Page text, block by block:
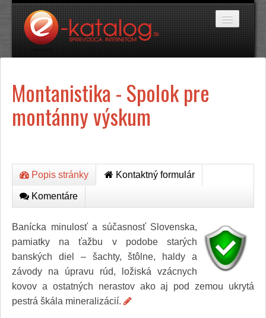
Domáce potreby
Doprava a cestovanie
Ekológia
Financie a trh
Kancelárske potreby
Kozmetika a kaderníctvo
Kultúra a umenie
Literatúra a tlač
Obchodná činnosť
Oblečenie a módne doplnky
Priemysel
Servis
Služby
Spoločnosť
Stavba, dom, záhrada
Montanistika - Spolok pre
montánny výskum
Popis stránky Kontaktný formulár
Komentáre
Banícka minulosť a súčasnosť Slovenska,
pamiatky na ťažbu v podobe starých
banských diel – šachty, štôlne, haldy a
závody na úpravu rúd, ložiská vzácnych
kovov a ostatných nerastov ako aj pod zemou ukrytá
pestrá škála mineralizácií.